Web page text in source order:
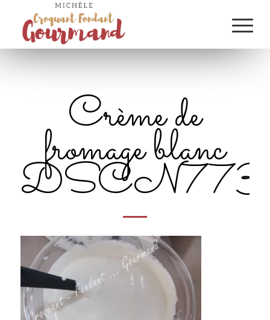
Crème de
fromage blanc